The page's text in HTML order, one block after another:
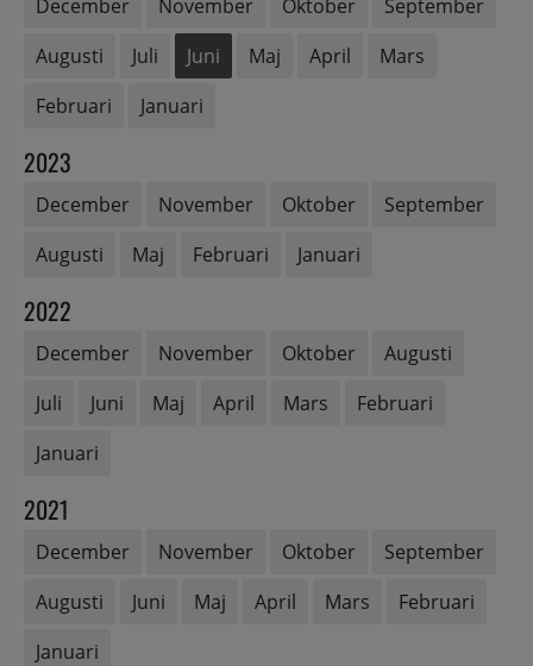
December November Oktober
September
Augusti
Juli Juni Maj April
Mars
Februari
Januari
2023
December November Oktober
September
Augusti
Maj Februari Januari
2022
December November Oktober
Augusti
Juli
Juni Maj April Mars
Februari
Januari
2021
December November Oktober
September
Augusti
Juni Maj April Mars
Februari
Januari